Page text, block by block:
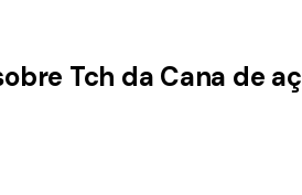
Tch da Cana de